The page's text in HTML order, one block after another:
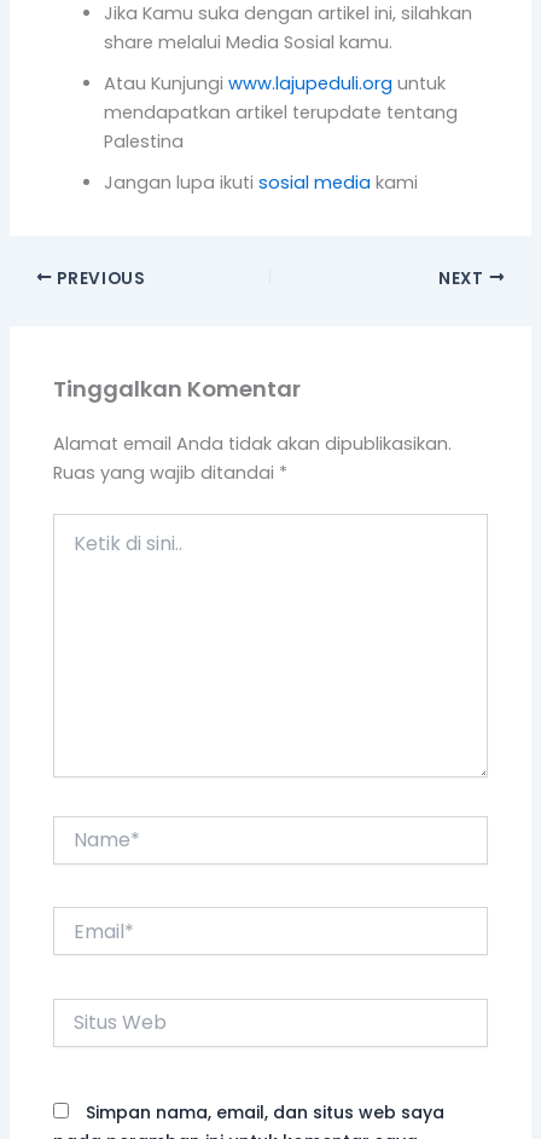
Jika Kamu suka dengan artikel ini, silahkan
share melalui Media Sosial kamu.
Atau Kunjungiwww.lajupeduli.org untuk
mendapatkan artikel terupdate tentang
Palestina
Jangan lupa ikutisosial media kami
PREVIOUS NEXT
Tinggalkan Komentar
Alamat email Anda tidak akan dipublikasikan.
Ruas yang wajib ditandai *
Situs
Web
Simpan nama, email, dan situs web saya